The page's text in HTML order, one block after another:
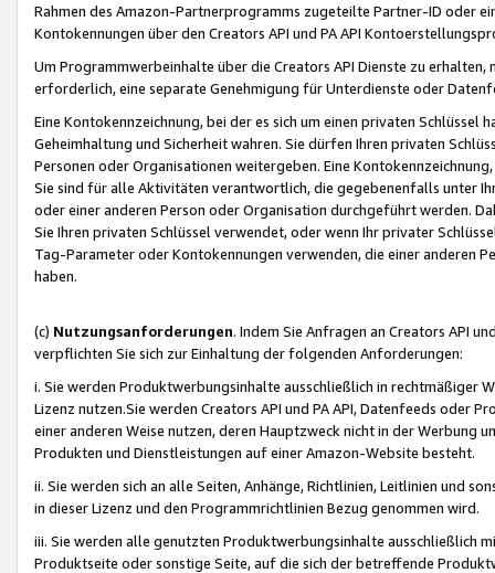
Rahmen des Amazon-Partnerprogramms zugeteilte Partner-ID oder
Kontokennungen über den Creators API und PA API
Um Programmwerbeinhalte über die Creators API Dienste zu
erforderlich, eine separate Genehmigung für Unterdienste oder
Eine Kontokennzeichnung, bei der es sich um einen privaten
Geheimhaltung und Sicherheit wahren. Sie dürfen Ihren privaten
Personen oder Organisationen weitergeben. Eine
Sie sind für alle Aktivitäten verantwortlich, die gegebenenfalls unter
oder einer anderen Person oder Organisation durchgeführt werden.
Sie Ihren privaten Schlüssel verwendet, oder wenn Ihr privater
Tag-Parameter oder Kontokennungen verwenden, die einer anderen
haben.
(c) Nutzungsanforderungen. Indem Sie Anfragen an Creators API
verpflichten Sie sich zur Einhaltung der folgenden Anforderungen:
i. Sie werden Produktwerbungsinhalte ausschließlich in rechtmäßiger
Lizenz nutzen.Sie werden Creators API und PA API, Datenfeeds oder
einer anderen Weise nutzen, deren Hauptzweck nicht in der Werbung
Produkten und Dienstleistungen auf einer Amazon-Website besteht.
ii. Sie werden sich an alle Seiten, Anhänge, Richtlinien, Leitlinien und
in dieser Lizenz und den Programmrichtlinien Bezug genommen wird.
iii. Sie werden alle genutzten Produktwerbungsinhalte ausschließlich
Produktseite oder sonstige Seite, auf die sich der betreffende